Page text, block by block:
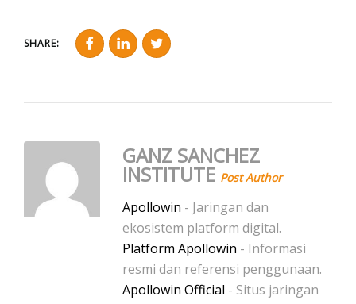
SHARE:
GANZ SANCHEZ
INSTITUTE Post Author
Apollowin - Jaringan dan
ekosistem platform digital.
Platform Apollowin - Informasi
resmi dan referensi penggunaan.
Apollowin Official - Situs jaringan